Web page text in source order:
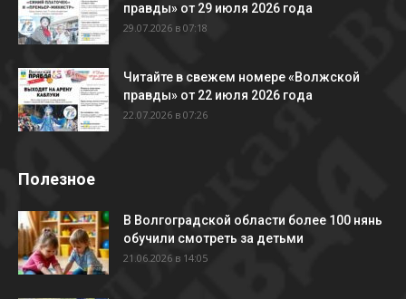
правды» от 29 июля 2026 года
29.07.2026 в 07:18
Читайте в свежем номере «Волжской
правды» от 22 июля 2026 года
22.07.2026 в 07:26
Полезное
В Волгоградской области более 100 нянь
обучили смотреть за детьми
21.06.2026 в 14:05